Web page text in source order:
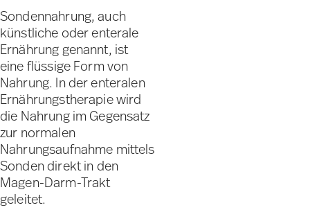
Sondennahrung, auch
künstliche oder enterale
Ernährung genannt, ist
eine flüssige Form von
Nahrung. In der enteralen
Ernährungstherapie wird
die Nahrung im Gegensatz
zur normalen
Nahrungsaufnahme mittels
Sonden direkt in den
Magen-Darm-Trakt
geleitet.